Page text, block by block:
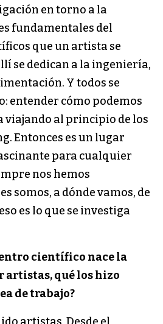
en torno a la
fundamentales del
que un artista se
se dedican a la ingeniería,
Y todos se
entender cómo podemos
viajando al principio de los
Entonces es un lugar
para cualquier
nos hemos
somos, a dónde vamos, de
es lo que se investiga
científico nace la
artistas, qué los hizo
de trabajo?